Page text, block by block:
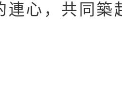
連心，共同築